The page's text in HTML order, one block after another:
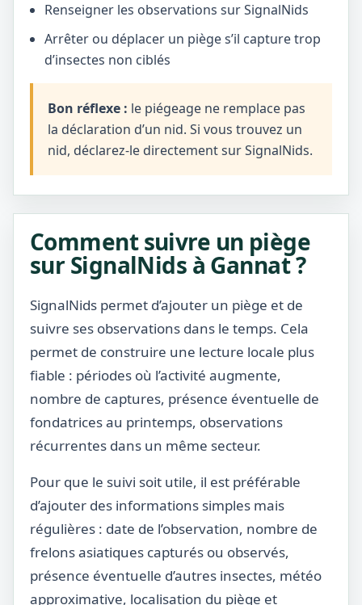
Renseigner les observations sur SignalNids
Arrêter ou déplacer un piège s’il capture trop
d’insectes non ciblés
Bon réflexe : le piégeage ne remplace pas
la déclaration d’un nid. Si vous trouvez un
nid, déclarez-le directement sur SignalNids.
Comment suivre un piège
sur SignalNids à Gannat ?
SignalNids permet d’ajouter un piège et de
suivre ses observations dans le temps. Cela
permet de construire une lecture locale plus
fiable : périodes où l’activité augmente,
nombre de captures, présence éventuelle de
fondatrices au printemps, observations
récurrentes dans un même secteur.
Pour que le suivi soit utile, il est préférable
d’ajouter des informations simples mais
régulières : date de l’observation, nombre de
frelons asiatiques capturés ou observés,
présence éventuelle d’autres insectes, météo
approximative, localisation du piège et